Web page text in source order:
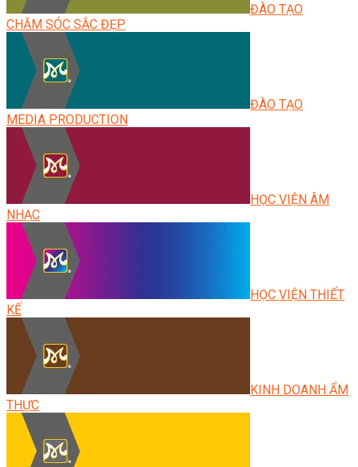
ĐÀO TẠO
CHĂM SÓC SẮC ĐẸP
ĐÀO TẠO
MEDIA PRODUCTION
HỌC VIỆN ÂM
NHẠC
HỌC VIỆN THIẾT
KẾ
KINH DOANH ẨM
THỰC